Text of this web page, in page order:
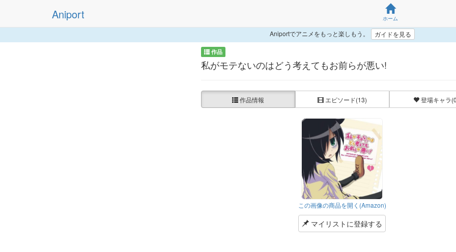
Aniport ホーム
Aniportでアニメをもっと楽しもう。 ガイドを見る
作品
私がモテないのはどう考えてもお前らが悪い!
作品情報 エピソード(13) 登場キャラ
この画像の商品を開く(Amazon)
マイリストに登録する